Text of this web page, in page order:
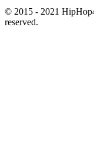
© 2015 - 2021
reserved.